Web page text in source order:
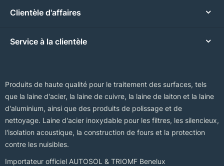
Clientèle d'affaires
Service à la clientèle
Produits de haute qualité pour le traitement des surfaces, tels
que la laine d'acier, la laine de cuivre, la laine de laiton et la laine
d'aluminium, ainsi que des produits de polissage et de
nettoyage. Laine d'acier inoxydable pour les filtres, les silencieux,
l'isolation acoustique, la construction de fours et la protection
contre les nuisibles.
Importateur officiel AUTOSOL & TRIOMF Benelux